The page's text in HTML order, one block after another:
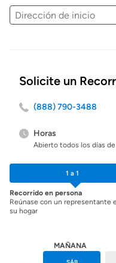
Dirección
de
Calcular
Solicite un
(888) 790-3488
Horas
Abierto todos los días
1 a 1
Recorrido en persona
Reúnase con un representante
su hogar
MAÑANA